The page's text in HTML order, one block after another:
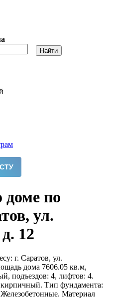
по
ул.
12
г. Саратов, ул.
дома 7606.05 кв.м,
подъездов: 4, лифтов: 4.
Тип фундамента:
Материал